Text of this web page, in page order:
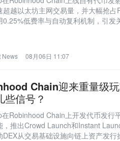
超越以太坊主网交易量，并大幅抢
0.25%低费率与自动复利机制，引发
News 08月06日 11:07
Chain迎来重量级
些信号？
在Robinhood Chain上开发代币发行
，推出Crowd Launch和Instant
DEX从交易基础设施向链上资产发行